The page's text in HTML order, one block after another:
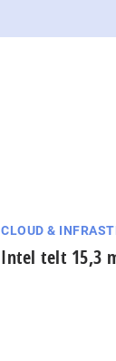
CLOUD &
Intel telt 15,3